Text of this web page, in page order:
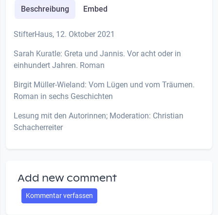
Beschreibung Embed
StifterHaus, 12. Oktober 2021
Sarah Kuratle: Greta und Jannis. Vor acht oder in
einhundert Jahren. Roman
Birgit Müller-Wieland: Vom Lügen und vom Träumen.
Roman in sechs Geschichten
Lesung mit den Autorinnen; Moderation: Christian
Schacherreiter
Add new comment
Kommentar verfassen